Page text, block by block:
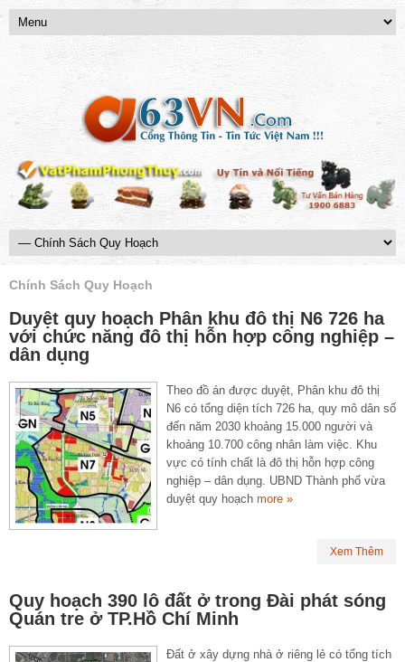
Chính Sách Quy Hoạch
Duyệt quy hoạch Phân khu đô thị N6 726 ha
với chức năng đô thị hỗn hợp công nghiệp –
dân dụng
Theo đồ án được duyệt, Phân khu đô thị
N6 có tổng diện tích 726 ha, quy mô dân số
đến năm 2030 khoảng 15.000 người và
khoảng 10.700 công nhân làm việc. Khu
vực có tính chất là đô thị hỗn hợp công
nghiệp – dân dụng. UBND Thành phố vừa
duyệt quy hoạch more »
Xem Thêm
Quy hoạch 390 lô đất ở trong Đài phát sóng
Quán tre ở TP.Hồ Chí Minh
Đất ở xây dựng nhà ở riêng lẻ có tổng tích